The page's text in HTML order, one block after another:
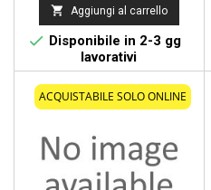
 Aggiungi al carrello
 Disponibile in 2-3 gg
lavorativi
ACQUISTABILE SOLO ONLINE